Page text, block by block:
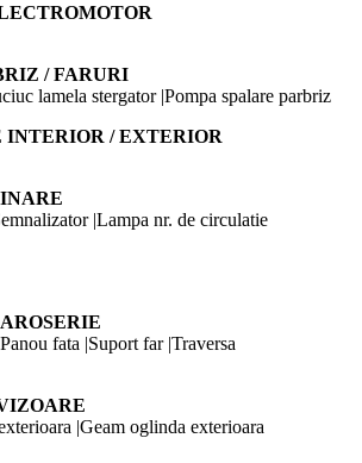
/ FARURI
lamela stergator |Pompa spalare parbriz
INTERIOR / EXTERIOR
|Lampa nr. de circulatie
fata |Suport far |Traversa
|Geam oglinda exterioara